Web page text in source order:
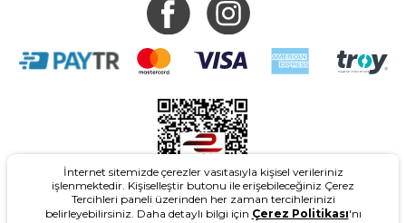
İnternet sitemizde çerezler vasıtasıyla kişisel verileriniz
işlenmektedir. Kişiselleştir butonu ile erişebileceğiniz Çerez
Tercihleri paneli üzerinden her zaman tercihlerinizi
belirleyebilirsiniz. Daha detaylı bilgi için Çerez Politikası'nı